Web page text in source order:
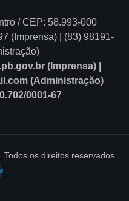
/ CEP: 58.993-000
(Imprensa) | (83) 98191-
(Imprensa) |
(Administração)
0001-67
os direitos reservados.